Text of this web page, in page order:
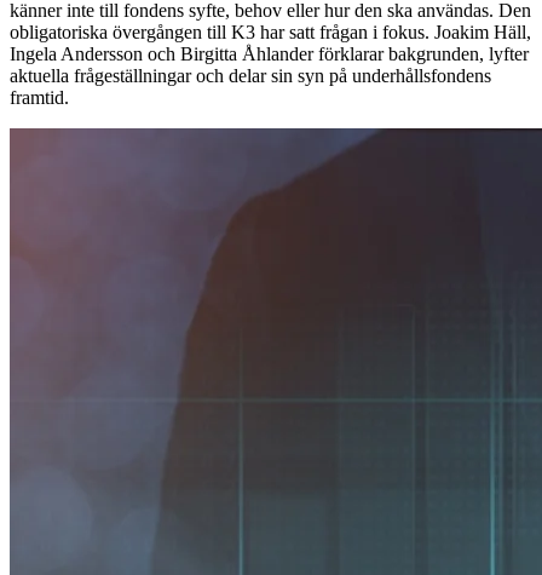
känner inte till fondens syfte, behov eller hur den ska användas. Den
obligatoriska övergången till K3 har satt frågan i fokus. Joakim Häll,
Ingela Andersson och Birgitta Åhlander förklarar bakgrunden, lyfter
aktuella frågeställningar och delar sin syn på underhållsfondens
framtid.